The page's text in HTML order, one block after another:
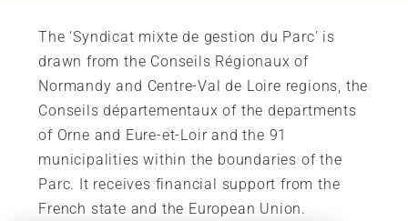
The ‘Syndicat mixte de gestion du Parc’ is
drawn from the Conseils Régionaux of
Normandy and Centre-Val de Loire regions, the
Conseils départementaux of the departments
of Orne and Eure-et-Loir and the 91
municipalities within the boundaries of the
Parc. It receives financial support from the
French state and the European Union.